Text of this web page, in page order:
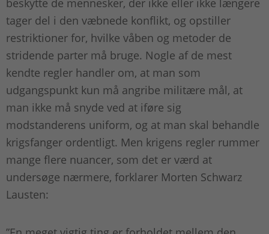
beskytte de mennesker, der ikke eller ikke længere
tager del i den væbnede konflikt, og opstiller
restriktioner for, hvilke våben og metoder de
stridende parter må bruge. Nogle af de mest
kendte regler handler om, at man som
udgangspunkt kun må angribe militære mål, at
man ikke må snyde ved at iføre sig
modstanderens uniform, og at man skal behandle
krigsfanger ordentligt. Men krigens regler rummer
mange flere nuancer, som det er værd at
undersøge nærmere, forklarer Morten Schwarz
Lausten: